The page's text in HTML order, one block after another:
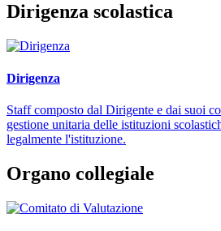
Dirigenza scolastica
Dirigenza
Staff composto dal Dirigente e dai suoi
gestione unitaria delle istituzioni
legalmente l'istituzione.
Organo collegiale